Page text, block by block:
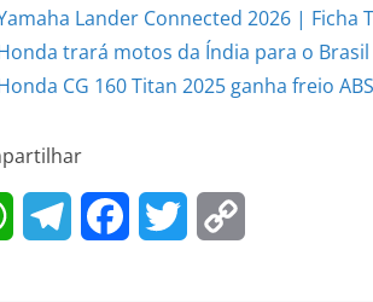
Lander Connected 2026 | Ficha
trará motos da Índia para o
CG 160 Titan 2025 ganha freio
W